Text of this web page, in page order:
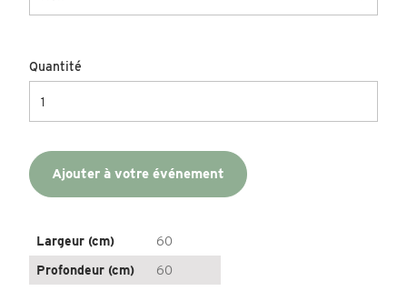
Quantité
Ajouter à votre événement
Largeur (cm)
60
Profondeur (cm)
60